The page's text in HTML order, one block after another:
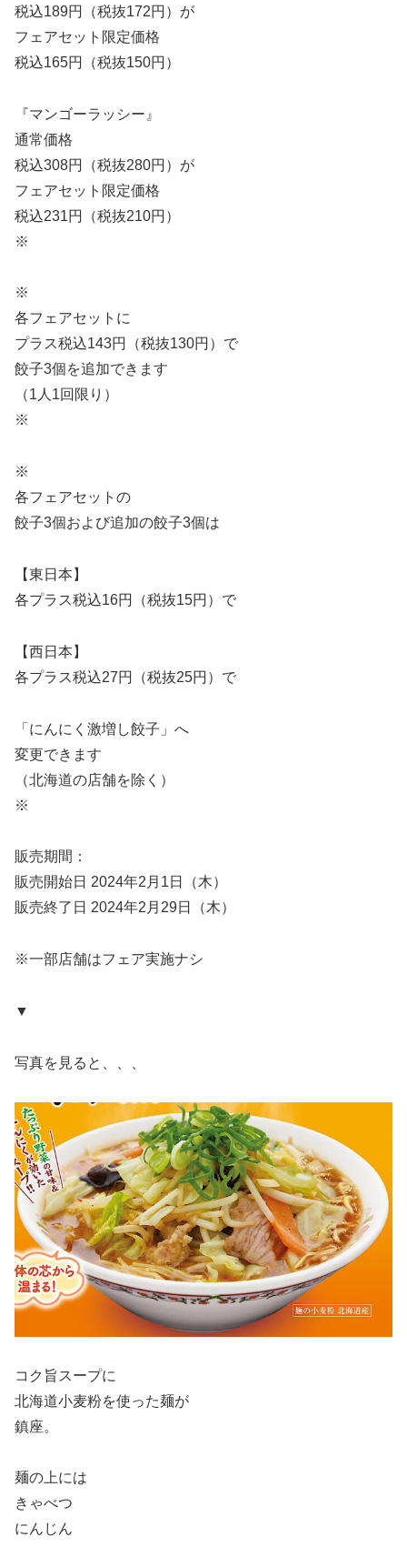
税込189円（税抜172円）が
フェアセット限定価格
税込165円（税抜150円）
『マンゴーラッシー』
通常価格
税込308円（税抜280円）が
フェアセット限定価格
税込231円（税抜210円）
※
※
各フェアセットに
プラス税込143円（税抜130円）で
餃子3個を追加できます
（1人1回限り）
※
※
各フェアセットの
餃子3個および追加の餃子3個は
【東日本】
各プラス税込16円（税抜15円）で
【西日本】
各プラス税込27円（税抜25円）で
「にんにく激増し餃子」へ
変更できます
（北海道の店舗を除く）
※
販売期間：
販売開始日 2024年2月1日（木）
販売終了日 2024年2月29日（木）
※一部店舗はフェア実施ナシ
▼
写真を見ると、、、
コク旨スープに
北海道小麦粉を使った麺が
鎮座。
麺の上には
きゃべつ
にんじん